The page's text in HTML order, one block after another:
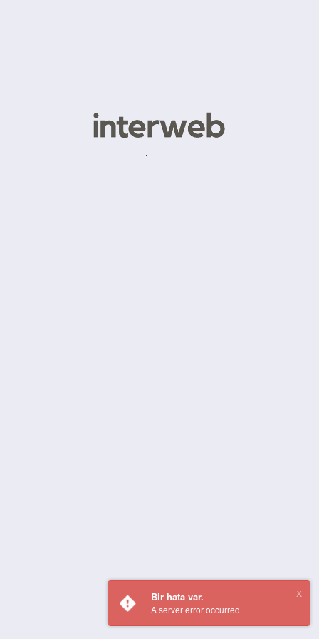
Bir hata var.
A server error occurred.